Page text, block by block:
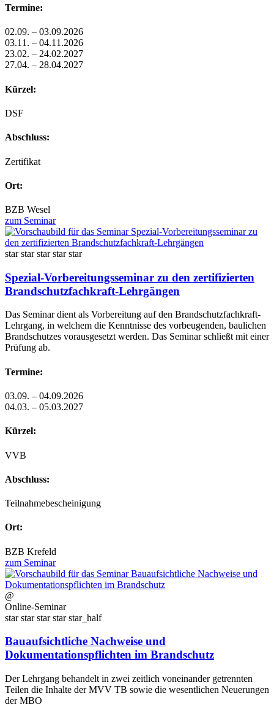
Termine:
02.09. – 03.09.2026
03.11. – 04.11.2026
23.02. – 24.02.2027
27.04. – 28.04.2027
Kürzel:
DSF
Abschluss:
Zertifikat
Ort:
BZB Wesel
zum Seminar
star star star star star
Spezial-Vorbereitungsseminar zu den zertifizierten
Brandschutzfachkraft-Lehrgängen
Das Seminar dient als Vorbereitung auf den Brandschutzfachkraft-
Lehrgang, in welchem die Kenntnisse des vorbeugenden, baulichen
Brandschutzes vorausgesetzt werden. Das Seminar schließt mit einer
Prüfung ab.
Termine:
03.09. – 04.09.2026
04.03. – 05.03.2027
Kürzel:
VVB
Abschluss:
Teilnahmebescheinigung
Ort:
BZB Krefeld
zum Seminar
@
Online-Seminar
star star star star star_half
Bauaufsichtliche Nachweise und
Dokumentationspflichten im Brandschutz
Der Lehrgang behandelt in zwei zeitlich voneinander getrennten
Teilen die Inhalte der MVV TB sowie die wesentlichen Neuerungen
der MBO